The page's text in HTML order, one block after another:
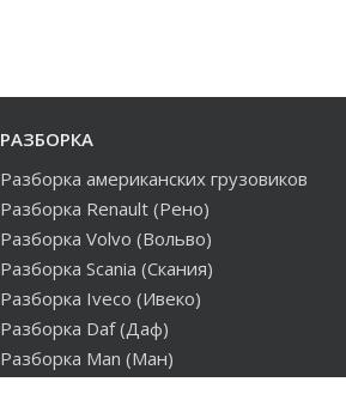
РАЗБОРКА
Разборка американских грузовиков
Разборка Renault (Рено)
Разборка Volvo (Вольво)
Разборка Scania (Скания)
Разборка Iveco (Ивеко)
Разборка Daf (Даф)
Разборка Man (Ман)